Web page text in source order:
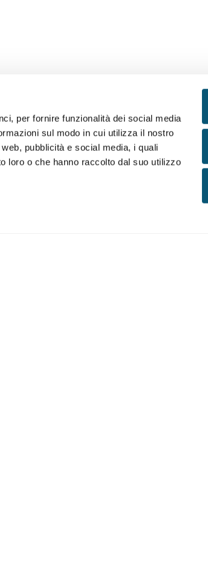
per fornire funzionalità dei social media
sul modo in cui utilizza il nostro
pubblicità e social media, i quali
loro o che hanno raccolto dal suo utilizzo